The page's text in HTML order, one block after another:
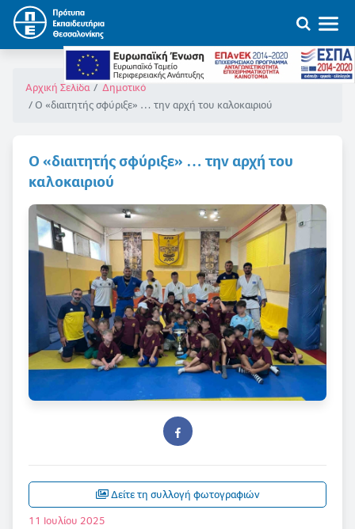
Αρχική Σελίδα
Δημοτικό
Ο «διαιτητής σφύριξε» … την αρχή του καλοκαιριού
Ο «διαιτητής σφύριξε» … την αρχή του
καλοκαιριού
Δείτε τη συλλογή φωτογραφιών
11 Ιουλίου 2025